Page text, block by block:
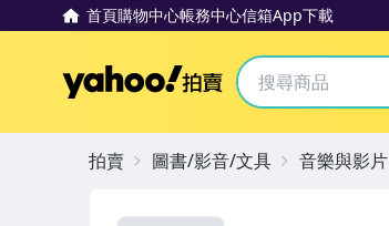
首頁購物中心帳務中心信箱App下載
Yahoo拍賣
拍賣 圖書/影音/文具 音樂與影片